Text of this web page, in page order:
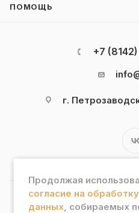
ПОМОЩЬ
+7
г.
Продолжая
согласие на
данных, собираемых